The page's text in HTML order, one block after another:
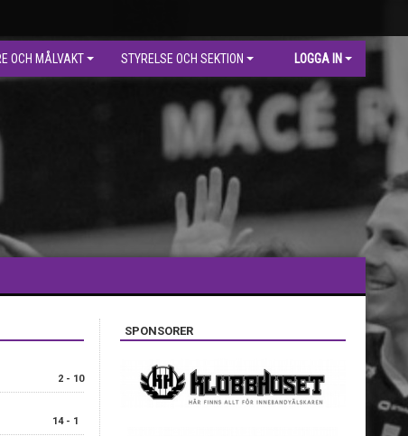
OCH MÅLVAKT STYRELSE OCH SEKTION LOGGA IN
2 - 10
14 - 1
SPONSORER